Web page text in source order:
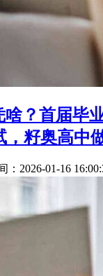
啥？首届毕
，籽奥高中
：2026-01-16